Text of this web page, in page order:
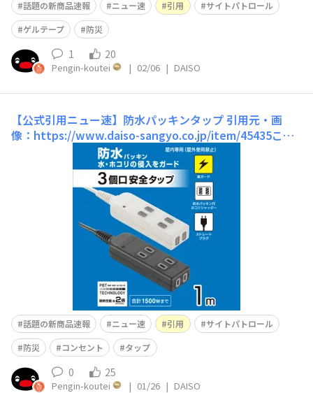
話題の新商品速報 ニュー速 引用
サイトパトロール
ゲルテープ
防災
1 20
Pengin-koutei | 02/06 | DAISO
【公式引用ニュー速】防水パッキンタップ 引用元・画
像：https://www.daiso-sangyo.co.jp/item/45435こち
らも防災対策ですね。ホコリが原因の火災を防ぐことがで
きそうです(^^)雷耐性ついているので、パソコンとかも大
丈夫なのかな？？ ぜひ、テレビの裏のホコリが溜まりや
話題の新商品速報 ニュー速 引用
サイトパトロール
防災
コンセント タップ
0 25
Pengin-koutei | 01/26 | DAISO